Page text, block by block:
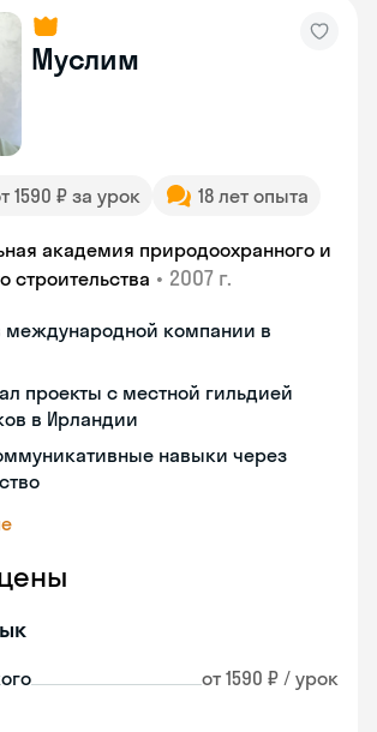
Муслим
1590 ₽ за урок 18 лет опыта
академия природоохранного и
строительства • 2007 г.
международной компании в
проекты с местной гильдией
в Ирландии
навыки через
от 1590 ₽ / урок